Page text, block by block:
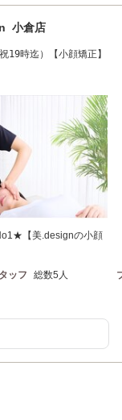
小倉店
時迄）【小顔矯正】
【美.designの小顔
ッフ 総数5人